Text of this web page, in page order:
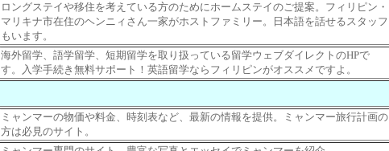
ロングステイや移住を考えている方のためにホームステイのご提案。フィリピン・
マリキナ市在住のヘンニィさん一家がホストファミリー。日本語を話せるスタッフ
もいます。
海外留学、語学留学、短期留学を取り扱っている留学ウェブダイレクトのHPで
す。入学手続き無料サポート！英語留学ならフィリピンがオススメですよ。
ミャンマーの物価や料金、時刻表など、最新の情報を提供。ミャンマー旅行計画の
方は必見のサイト。